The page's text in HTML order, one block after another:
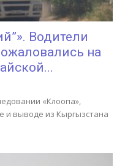
Водители
на
«Клоопа»,
и выводе из Кыргызстана